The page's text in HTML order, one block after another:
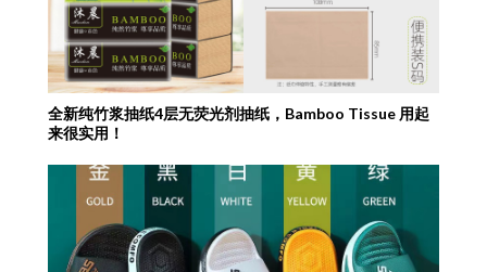
全新纯竹浆抽纸4层无荧光剂抽纸，Bamboo Tissue 用起
来很实用！